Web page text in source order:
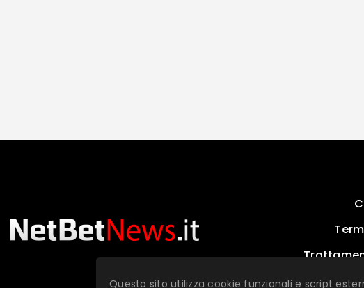
Questo sito utilizza cookie funzionali e script